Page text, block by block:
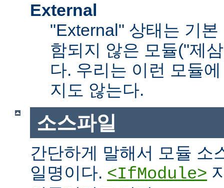
External
"External" 상태는 기
함되지 않은 모듈("제
다. 우리는 이런 모듈
지도 않는다.
소스파일
간단하게 말해서 모듈 소
일명이다. <IfModule>